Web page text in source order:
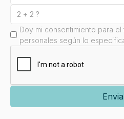
Doy mi consentimiento para
personales según lo